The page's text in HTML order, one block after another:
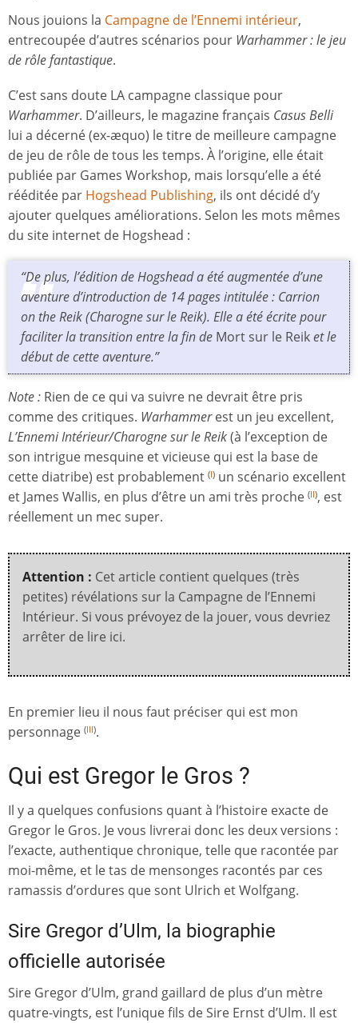
Nous jouions la Campagne de l’Ennemi intérieur,
entrecoupée d’autres scénarios pour Warhammer : le jeu
de rôle fantastique.
C’est sans doute LA campagne classique pour
Warhammer. D’ailleurs, le magazine français Casus Belli
lui a décerné (ex-æquo) le titre de meilleure campagne
de jeu de rôle de tous les temps. À l’origine, elle était
publiée par Games Workshop, mais lorsqu’elle a été
rééditée par Hogshead Publishing, ils ont décidé d’y
ajouter quelques améliorations. Selon les mots mêmes
du site internet de Hogshead :
“De plus, l’édition de Hogshead a été augmentée d’une
aventure d’introduction de 14 pages intitulée : Carrion
on the Reik(Charogne sur le Reik). Elle a été écrite pour
faciliter la transition entre la fin de Mort sur le Reiket le
début de cette aventure.”
Note : Rien de ce qui va suivre ne devrait être pris
comme des critiques. Warhammerest un jeu excellent,
L’Ennemi Intérieur/Charogne sur le Reik(à l’exception de
son intrigue mesquine et vicieuse qui est la base de
cette diatribe) est probablement (I) un scénario excellent
et James Wallis, en plus d’être un ami très proche (II), est
réellement un mec super.
Attention : Cet article contient quelques (très
petites) révélations sur la Campagne de l’Ennemi
Intérieur. Si vous prévoyez de la jouer, vous devriez
arrêter de lire ici.
En premier lieu il nous faut préciser qui est mon
personnage (III).
Qui est Gregor le Gros ?
Il y a quelques confusions quant à l’histoire exacte de
Gregor le Gros. Je vous livrerai donc les deux versions :
l’exacte, authentique chronique, telle que racontée par
moi-même, et le tas de mensonges racontés par ces
ramassis d’ordures que sont Ulrich et Wolfgang.
Sire Gregor d’Ulm, la biographie
officielle autorisée
Sire Gregor d’Ulm, grand gaillard de plus d’un mètre
quatre-vingts, est l’unique fils de Sire Ernst d’Ulm. Il est